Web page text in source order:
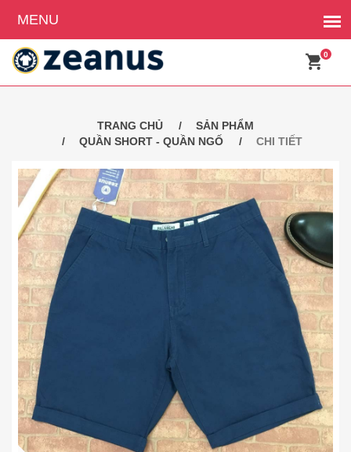
0
TRANG CHỦ
SẢN PHẨM
QUẦN SHORT - QUẦN NGỐ
CHI TIẾT